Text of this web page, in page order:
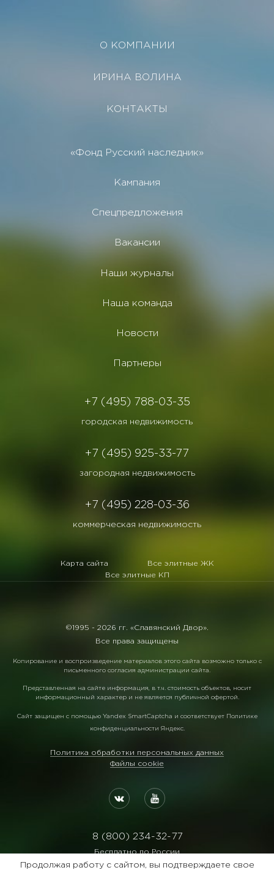
О КОМПАНИИ
ИРИНА ВОЛИНА
КОНТАКТЫ
«Фонд Русский наследник»
Кампания
Спецпредложения
Вакансии
Наши журналы
Наша команда
Новости
Партнеры
+7 (495) 788-03-35
городская недвижимость
+7 (495) 925-33-77
загородная недвижимость
+7 (495) 228-03-36
коммерческая недвижимость
Карта сайта
Все элитные ЖК
Все элитные КП
©1995 - 2026 гг. «Славянский Двор».
Все права защищены
Копирование и воспроизведение материалов этого сайта возможно только с
письменного согласия администрации сайта.
Представленная на сайте информация, в т.ч. стоимость объектов, носит
информационный характер и не является публичной офертой.
Сайт защищен с помощью Yandex SmartCaptcha и соответствует Политике
конфиденциальности Яндекс.
Политика обработки персональных данных
Файлы cookie
8 (800) 234-32-77
Бесплатно по России
Продолжая работу с сайтом, вы подтверждаете свое